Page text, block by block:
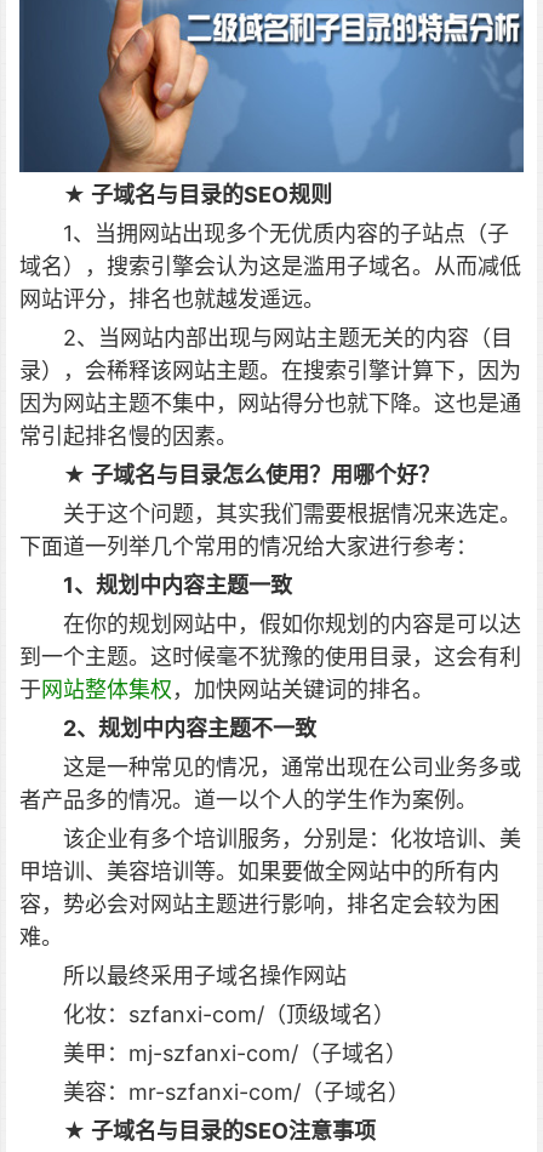
★ 子域名与目录的SEO规则
1、当拥网站出现多个无优质内容的子站点（子
域名），搜索引擎会认为这是滥用子域名。从而减低
网站评分，排名也就越发遥远。
2、当网站内部出现与网站主题无关的内容（目
录），会稀释该网站主题。在搜索引擎计算下，因为
因为网站主题不集中，网站得分也就下降。这也是通
常引起排名慢的因素。
★ 子域名与目录怎么使用？用哪个好？
关于这个问题，其实我们需要根据情况来选定。
下面道一列举几个常用的情况给大家进行参考：
1、规划中内容主题一致
在你的规划网站中，假如你规划的内容是可以达
到一个主题。这时候毫不犹豫的使用目录，这会有利
于网站整体集权，加快网站关键词的排名。
2、规划中内容主题不一致
这是一种常见的情况，通常出现在公司业务多或
者产品多的情况。道一以个人的学生作为案例。
该企业有多个培训服务，分别是：化妆培训、美
甲培训、美容培训等。如果要做全网站中的所有内
容，势必会对网站主题进行影响，排名定会较为困
难。
所以最终采用子域名操作网站
化妆：szfanxi-com/（顶级域名）
美甲：mj-szfanxi-com/（子域名）
美容：mr-szfanxi-com/（子域名）
★ 子域名与目录的SEO注意事项